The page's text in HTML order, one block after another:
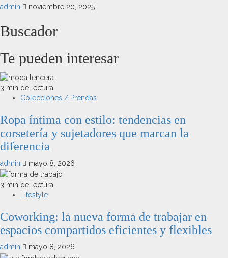
admin noviembre 20, 2025
Buscador
Te pueden interesar
3 min de lectura
Colecciones / Prendas
Ropa íntima con estilo: tendencias en
corsetería y sujetadores que marcan la
diferencia
admin mayo 8, 2026
3 min de lectura
Lifestyle
Coworking: la nueva forma de trabajar en
espacios compartidos eficientes y flexibles
admin mayo 8, 2026